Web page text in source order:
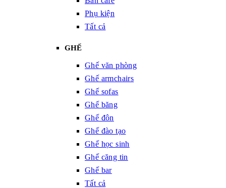
Phụ kiện
Tất cả
GHẾ
Ghế văn phòng
Ghế armchairs
Ghế sofas
Ghế băng
Ghế đôn
Ghế đào tạo
Ghế học sinh
Ghế căng tin
Ghế bar
Tất cả